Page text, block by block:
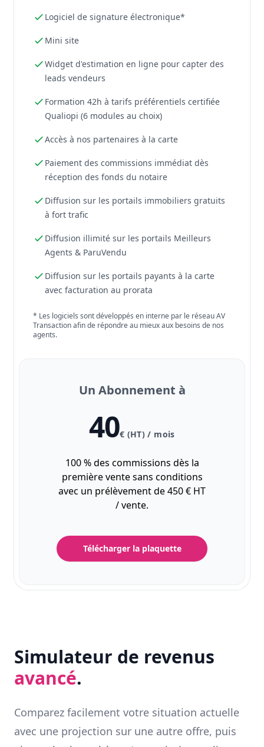
Logiciel de signature électronique*
Mini site
Widget d'estimation en ligne pour capter des
leads vendeurs
Formation 42h à tarifs préférentiels certifiée
Qualiopi (6 modules au choix)
Accès à nos partenaires à la carte
Paiement des commissions immédiat dès
réception des fonds du notaire
Diffusion sur les portails immobiliers gratuits
à fort trafic
Diffusion illimité sur les portails Meilleurs
Agents & ParuVendu
Diffusion sur les portails payants à la carte
avec facturation au prorata
* Les logiciels sont développés en interne par le réseau AV
Transaction afin de répondre au mieux aux besoins de nos
agents.
Un Abonnement à
40€ (HT) / mois
100 % des commissions dès la
première vente sans conditions
avec un prélèvement de 450 € HT
/ vente.
Télécharger la plaquette
Simulateur de revenus
avancé.
Comparez facilement votre situation actuelle
avec une projection sur une autre offre, puis